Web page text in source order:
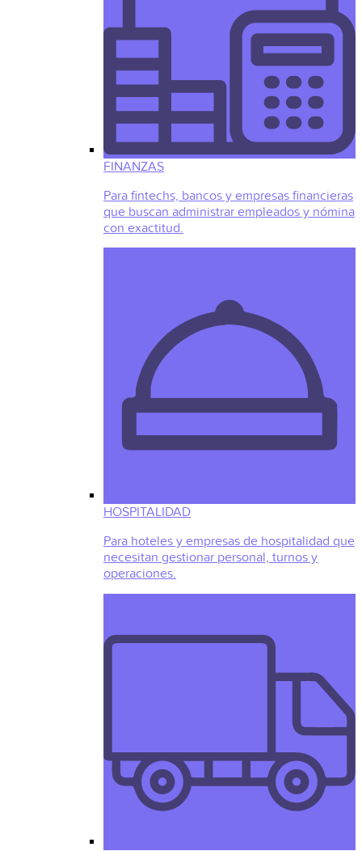
FINANZAS
Para fintechs, bancos y empresas financieras
que buscan administrar empleados y nómina
con exactitud.
HOSPITALIDAD
Para hoteles y empresas de hospitalidad que
necesitan gestionar personal, turnos y
operaciones.